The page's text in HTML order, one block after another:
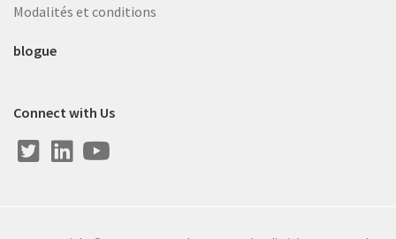
Modalités et conditions
blogue
Connect with Us